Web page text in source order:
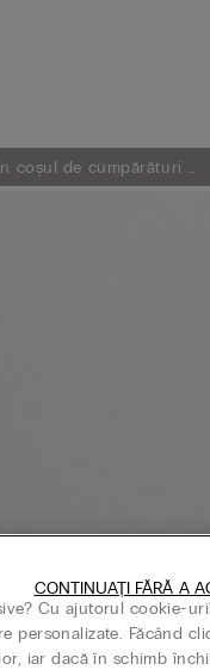
coșul de cumpărături și
Cu ajutorul cookie-
personalizate. Făcând
iar dacă în schimb
CONTINUAȚI FĂRĂ A